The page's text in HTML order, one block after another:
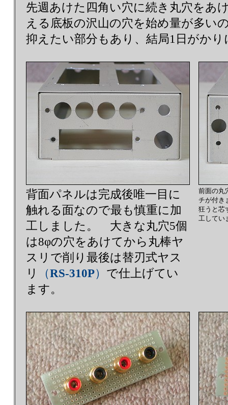
先週あけた四角い穴に続き丸穴をあ
える底板の沢山の穴を始め量が多い
抑えたい部分もあり、結局1日がか
背面パネルは完成後唯一目に
触れる面なので最も慎重に加
工しました。 大きな丸穴5個
は8φの穴をあけてから丸棒ヤ
スリで削り最後は替刃式ヤス
リ
（RS-310P） で仕上げてい
ます。
前面の丸
チが付き
狂うと芯
工してい